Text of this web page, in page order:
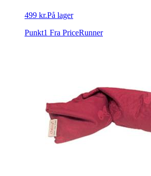
499 kr.På lager
Punkt1 Fra PriceRunner